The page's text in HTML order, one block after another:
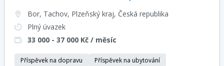
Bor, Tachov, Plzeňský kraj, Česká republika
Plný úvazek
33 000 - 37 000 Kč / měsíc
Příspěvek na dopravu
Příspěvek na ubytování